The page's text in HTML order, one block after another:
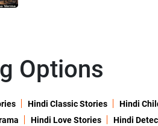
Options
Hindi Classic Stories Hindi
Hindi Love Stories Hindi